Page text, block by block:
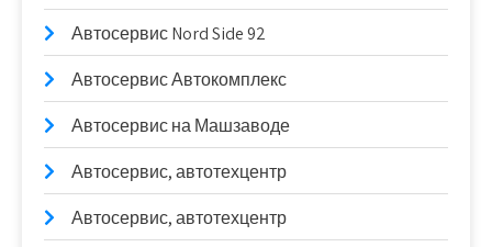
Автосервис Nord Side 92
Автосервис Автокомплекс
Автосервис на Машзаводе
Автосервис, автотехцентр
Автосервис, автотехцентр